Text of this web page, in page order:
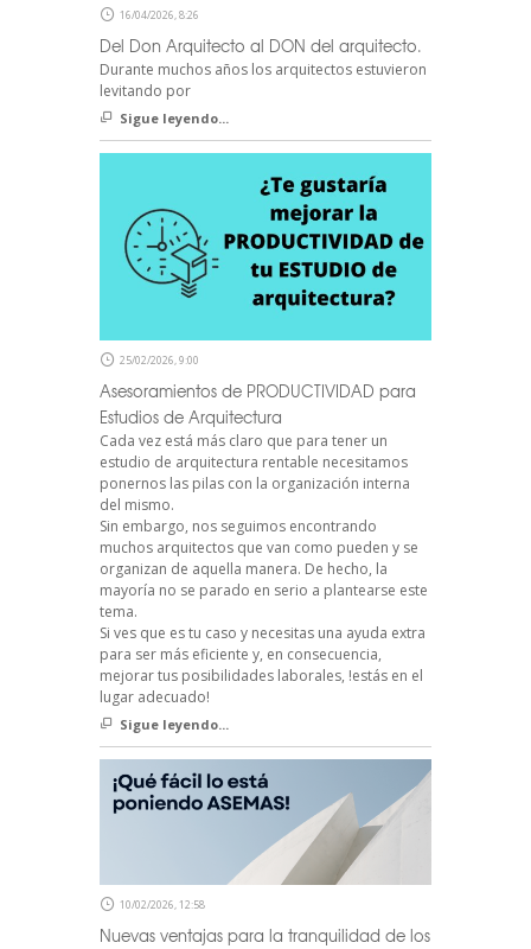
16/04/2026, 8:26
Del Don Arquitecto al DON del arquitecto.
Durante muchos años los arquitectos estuvieron
levitando por
Sigue leyendo...
25/02/2026, 9:00
Asesoramientos de PRODUCTIVIDAD para
Estudios de Arquitectura
Cada vez está más claro que para tener un
estudio de arquitectura rentable necesitamos
ponernos las pilas con la organización interna
del mismo.
Sin embargo, nos seguimos encontrando
muchos arquitectos que van como pueden y se
organizan de aquella manera. De hecho, la
mayoría no se parado en serio a plantearse este
tema.
Si ves que es tu caso y necesitas una ayuda extra
para ser más eficiente y, en consecuencia,
mejorar tus posibilidades laborales, !estás en el
lugar adecuado!
Sigue leyendo...
10/02/2026, 12:58
Nuevas ventajas para la tranquilidad de los